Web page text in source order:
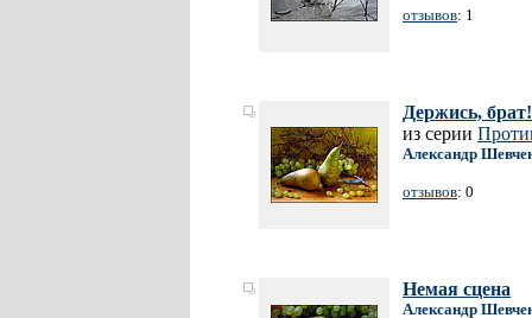
отзывов: 1
Держись, брат!
из серии
Александр
отзывов: 0
Немая сцена
Александр